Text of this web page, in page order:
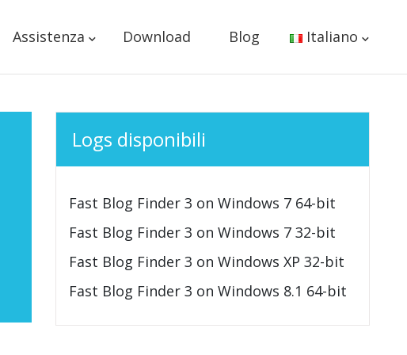
Assistenza Download Blog Italiano
Logs disponibili
Fast Blog Finder 3 on Windows 7 64-bit
Fast Blog Finder 3 on Windows 7 32-bit
Fast Blog Finder 3 on Windows XP 32-bit
Fast Blog Finder 3 on Windows 8.1 64-bit